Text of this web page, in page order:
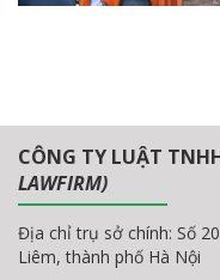
CÔNG TY LUẬT
LAWFIRM)
Địa chỉ trụ sở chính: Số
Liêm, thành phố Hà Nội